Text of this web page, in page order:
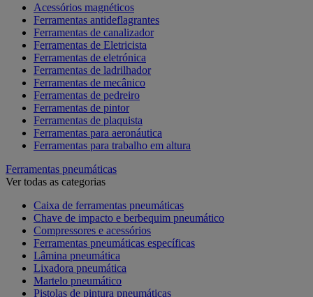
Acessórios magnéticos
Ferramentas antideflagrantes
Ferramentas de canalizador
Ferramentas de Eletricista
Ferramentas de eletrónica
Ferramentas de ladrilhador
Ferramentas de mecânico
Ferramentas de pedreiro
Ferramentas de pintor
Ferramentas de plaquista
Ferramentas para aeronáutica
Ferramentas para trabalho em altura
Ferramentas pneumáticas
Ver todas as categorias
Caixa de ferramentas pneumáticas
Chave de impacto e berbequim pneumático
Compressores e acessórios
Ferramentas pneumáticas específicas
Lâmina pneumática
Lixadora pneumática
Martelo pneumático
Pistolas de pintura pneumáticas